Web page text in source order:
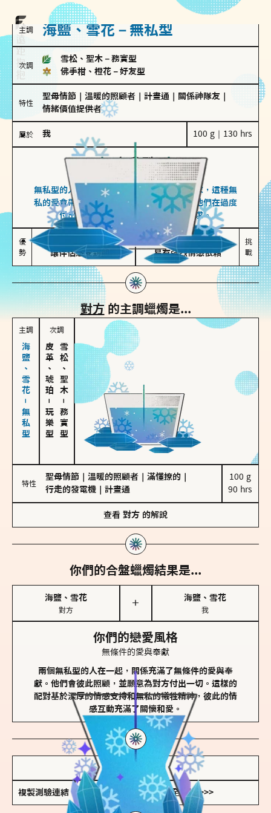
主調 海鹽、雪花－無私型
次調
雪松、聖木 － 務實型
佛手柑、橙花 － 好友型
特性
聖母情節 溫暖的照顧者 計畫通 關係神隊友
情緒價值提供者
屬於 我 100 g｜130 hrs
無私型
海鹽、雪花
無私型的人傾向用心呵護、滿足另一半的需求，這種無
私的愛會帶來緊密的關係連結，但也可能讓他們在過度
付出中迷失自我，忽略自己真正的需求。
優
勢
讓伴侶感受到關懷
較難設立界線
易有強烈情感依賴
挑
戰
對方的主調蠟燭是...
主調
海鹽、雪花－無私型
次調
皮革、琥珀
－
玩樂型
雪松、聖木
－
務實型
特性
聖母情節 溫暖的照顧者 滿懂撩的
行走的發電機
計畫通
100 g
90 hrs
查看 對方 的解說
你們的合盤蠟燭結果是...
海鹽、雪花
對方
＋
海鹽、雪花
我
你們的戀愛風格
無條件的愛與奉獻
兩個無私型的人在一起，關係充滿了無條件的愛與奉
獻。他們會彼此照顧，並願意為對方付出一切。這樣的
配對基於深厚的情感支持和無私的犧牲精神，彼此的情
感互動充滿了關懷和愛。
複製測驗連結 查看香氛類型全解析 >>>